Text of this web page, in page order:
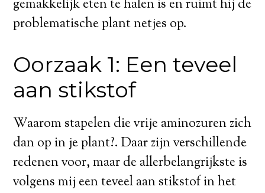
gemakkelijk eten te halen is en ruimt hij de
problematische plant netjes op.
Oorzaak 1: Een teveel
aan stikstof
Waarom stapelen die vrije aminozuren zich
dan op in je plant?. Daar zijn verschillende
redenen voor, maar de allerbelangrijkste is
volgens mij een teveel aan stikstof in het